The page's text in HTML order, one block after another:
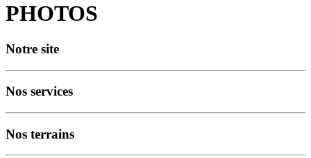
PHOTOS
Notre site
Nos services
Nos terrains